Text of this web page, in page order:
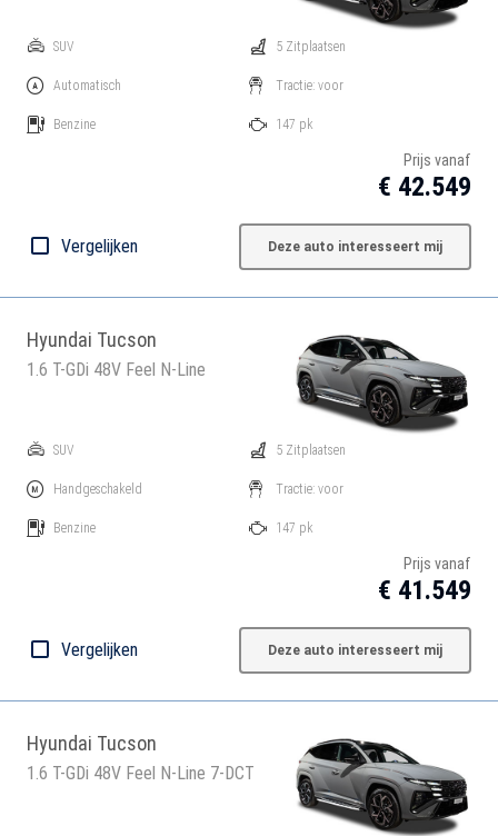
SUV
Automatisch
Benzine
5 Zitplaatsen
Tractie: voor
147 pk
Prijs vanaf
€ 42.549
Vergelijken Deze auto interesseert mij
Hyundai Tucson
1.6 T-GDi 48V Feel N-Line
SUV
Handgeschakeld
Benzine
5 Zitplaatsen
Tractie: voor
147 pk
Prijs vanaf
€ 41.549
Vergelijken Deze auto interesseert mij
Hyundai Tucson
1.6 T-GDi 48V Feel N-Line 7-DCT